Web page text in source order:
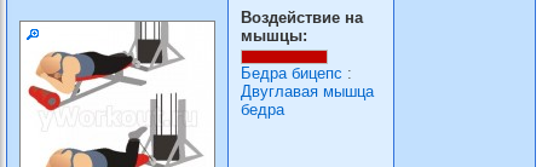
Воздействие на
мышцы:
Бедра бицепс :
Двуглавая мышца
бедра